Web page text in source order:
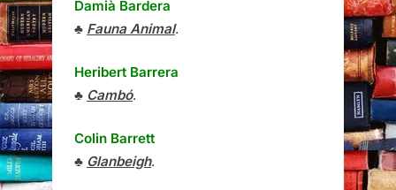
Damià Bardera
♣ Fauna Animal.
Heribert Barrera
♣ Cambó.
Colin Barrett
♣ Glanbeigh.